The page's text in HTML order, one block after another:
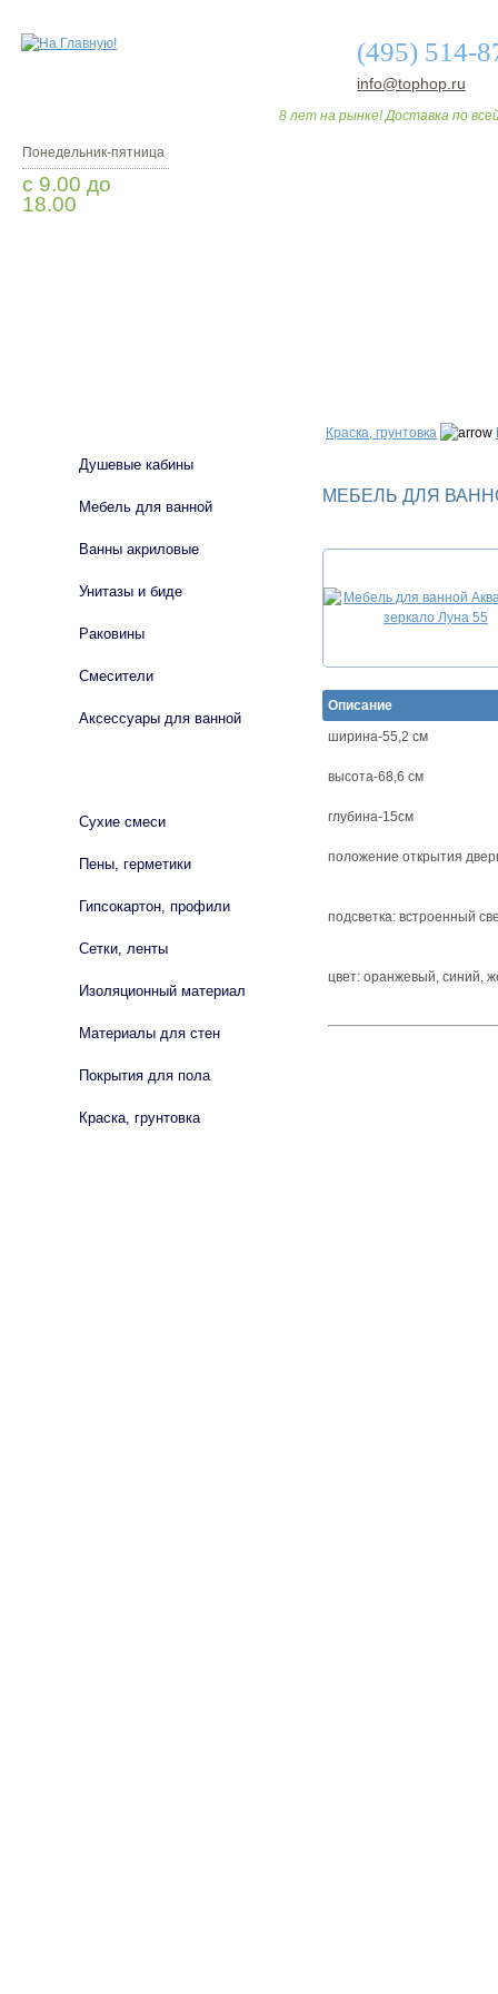
(495) 514-
info@tophop.ru
8 лет на рынке! Доставка по
Понедельник-пятница
с 9.00 до
18.00
Краска, грунтовка
МЕБЕЛЬ ДЛЯ
Описание
ширина-55,2 см
высота-68,6 см
глубина-15см
положение открытия
подсветка: встроенный
цвет: оранжевый, синий,
Душевые кабины
Мебель для ванной
Ванны акриловые
Унитазы и биде
Раковины
Смесители
Аксессуары для ванной
Сухие смеси
Пены, герметики
Гипсокартон, профили
Сетки, ленты
Изоляционный материал
Материалы для стен
Покрытия для пола
Краска, грунтовка